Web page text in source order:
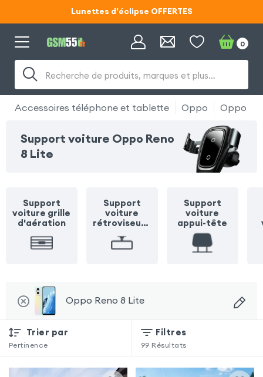
Code ECLIPSE55
Lunettes d'éclipse OFFERTES
Recherche de produits, marques et plus…
0
Accessoires téléphone et tablette Oppo Oppo
Support voiture Oppo Reno
8 Lite
Support
voiture grille
d'aération
Support
voiture
rétroviseur /
Support
voiture
appui-tête
Oppo Reno 8 Lite
Trier par
Pertinence
Filtres
99 Résultats